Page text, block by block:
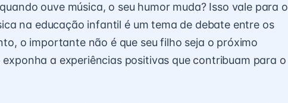
ouve música, o seu humor muda? Isso vale para o
na educação infantil é um tema de debate entre os
o importante não é que seu filho seja o próximo
a experiências positivas que contribuam para o